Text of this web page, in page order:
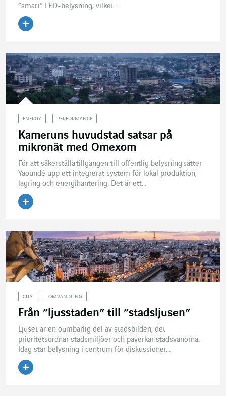
”smart” LED-belysning, vilket...
ENERGY PERFORMANCE
Kameruns huvudstad satsar på
mikronät med Omexom
För att säkerställa tillgången till offentlig belysning sätter
Yaoundé upp ett integrerat system för lokal produktion,
lagring och energihantering. Det är ett...
CITY OMVANDLING
Från ”ljusstaden” till ”stadsljusen”
Ljuset är en oumbärlig del av stadsbilden, det
prioritetsordnar stadsmiljöer och påverkar stadsvanorna.
Idag står belysning i centrum för diskussioner...